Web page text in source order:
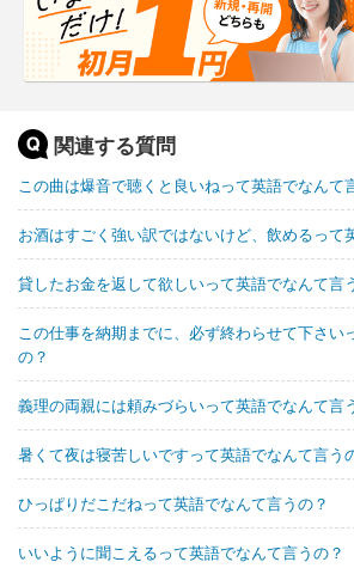
関連する質問
この曲は爆音で聴くと良いねって英語でなんて
お酒はすごく強い訳ではないけど、飲めるって
貸したお金を返して欲しいって英語でなんて言
この仕事を納期までに、必ず終わらせて下さい
の？
義理の両親には頼みづらいって英語でなんて言
暑くて夜は寝苦しいですって英語でなんて言う
ひっぱりだこだねって英語でなんて言うの？
いいように聞こえるって英語でなんて言うの？